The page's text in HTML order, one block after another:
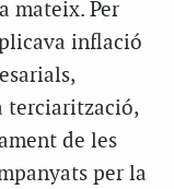
mateix. Per
inflació
terciarització,
de les
per la